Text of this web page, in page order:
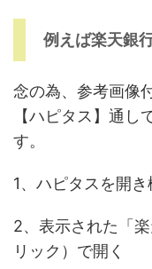
例えば楽天銀
念の為、参考画像
【ハピタス】通
す。
1、ハピタスを開
2、表示された「
リック）で開く